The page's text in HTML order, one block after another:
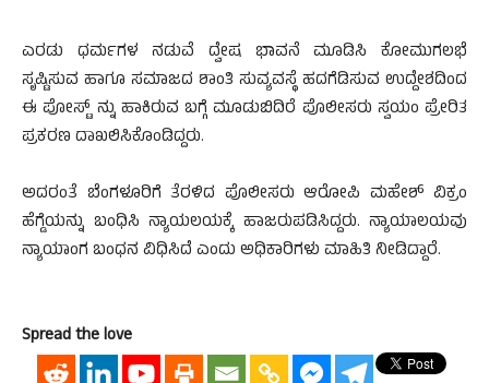
ಎರಡು ಧರ್ಮಗಳ ನಡುವೆ ದ್ವೇಷ ಭಾವನೆ ಮೂಡಿಸಿ ಕೋಮುಗಲಭೆ
ಸೃಷ್ಟಿಸುವ ಹಾಗೂ ಸಮಾಜದ ಶಾಂತಿ ಸುವ್ಯವಸ್ಥೆ ಹದಗೆಡಿಸುವ ಉದ್ದೇಶದಿಂದ
ಈ ಪೋಸ್ಟ್ ನ್ನು ಹಾಕಿರುವ ಬಗ್ಗೆ ಮೂಡುಬಿದಿರೆ ಪೊಲೀಸರು ಸ್ವಯಂ ಪ್ರೇರಿತ
ಪ್ರಕರಣ ದಾಖಲಿಸಿಕೊಂಡಿದ್ದರು.
ಅದರಂತೆ ಬೆಂಗಳೂರಿಗೆ ತೆರಳಿದ ಪೊಲೀಸರು ಆರೋಪಿ ಮಹೇಶ್ ವಿಕ್ರಂ
ಹೆಗ್ಡೆಯನ್ನು ಬಂಧಿಸಿ ನ್ಯಾಯಲಯಕ್ಕೆ ಹಾಜರುಪಡಿಸಿದ್ದರು. ನ್ಯಾಯಾಲಯವು
ನ್ಯಾಯಾಂಗ ಬಂಧನ ವಿಧಿಸಿದೆ ಎಂದು ಅಧಿಕಾರಿಗಳು ಮಾಹಿತಿ ನೀಡಿದ್ದಾರೆ.
Spread the love